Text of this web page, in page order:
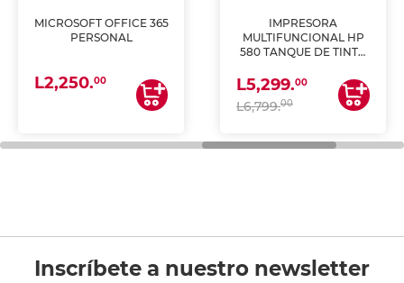
MICROSOFT OFFICE 365
PERSONAL
L2,250.00
IMPRESORA
MULTIFUNCIONAL HP
580 TANQUE DE TINTA
ESCANEA)
L5,299.00
L6,799.00
Inscríbete a nuestro newsletter